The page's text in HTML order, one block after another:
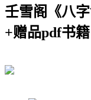
壬雪阁《八
+赠品pdf书籍